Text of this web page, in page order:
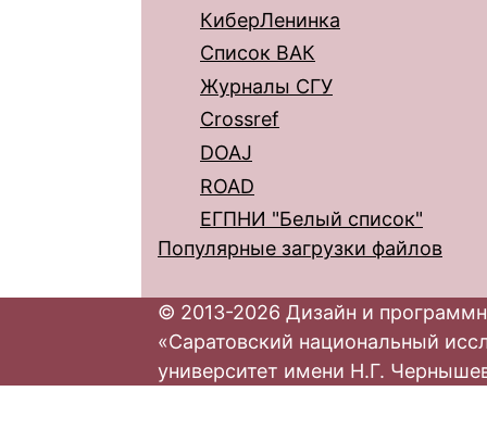
КиберЛенинка
Список ВАК
Журналы СГУ
Crossref
DOAJ
ROAD
ЕГПНИ "Белый список"
Популярные загрузки файлов
© 2013-2026 Дизайн и
«Саратовский национальный
университет имени Н.Г.